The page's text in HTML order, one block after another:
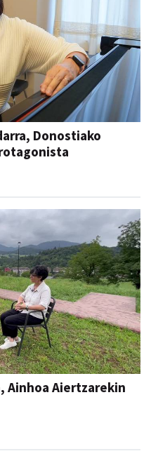
Donostiako
Ainhoa Aiertzarekin